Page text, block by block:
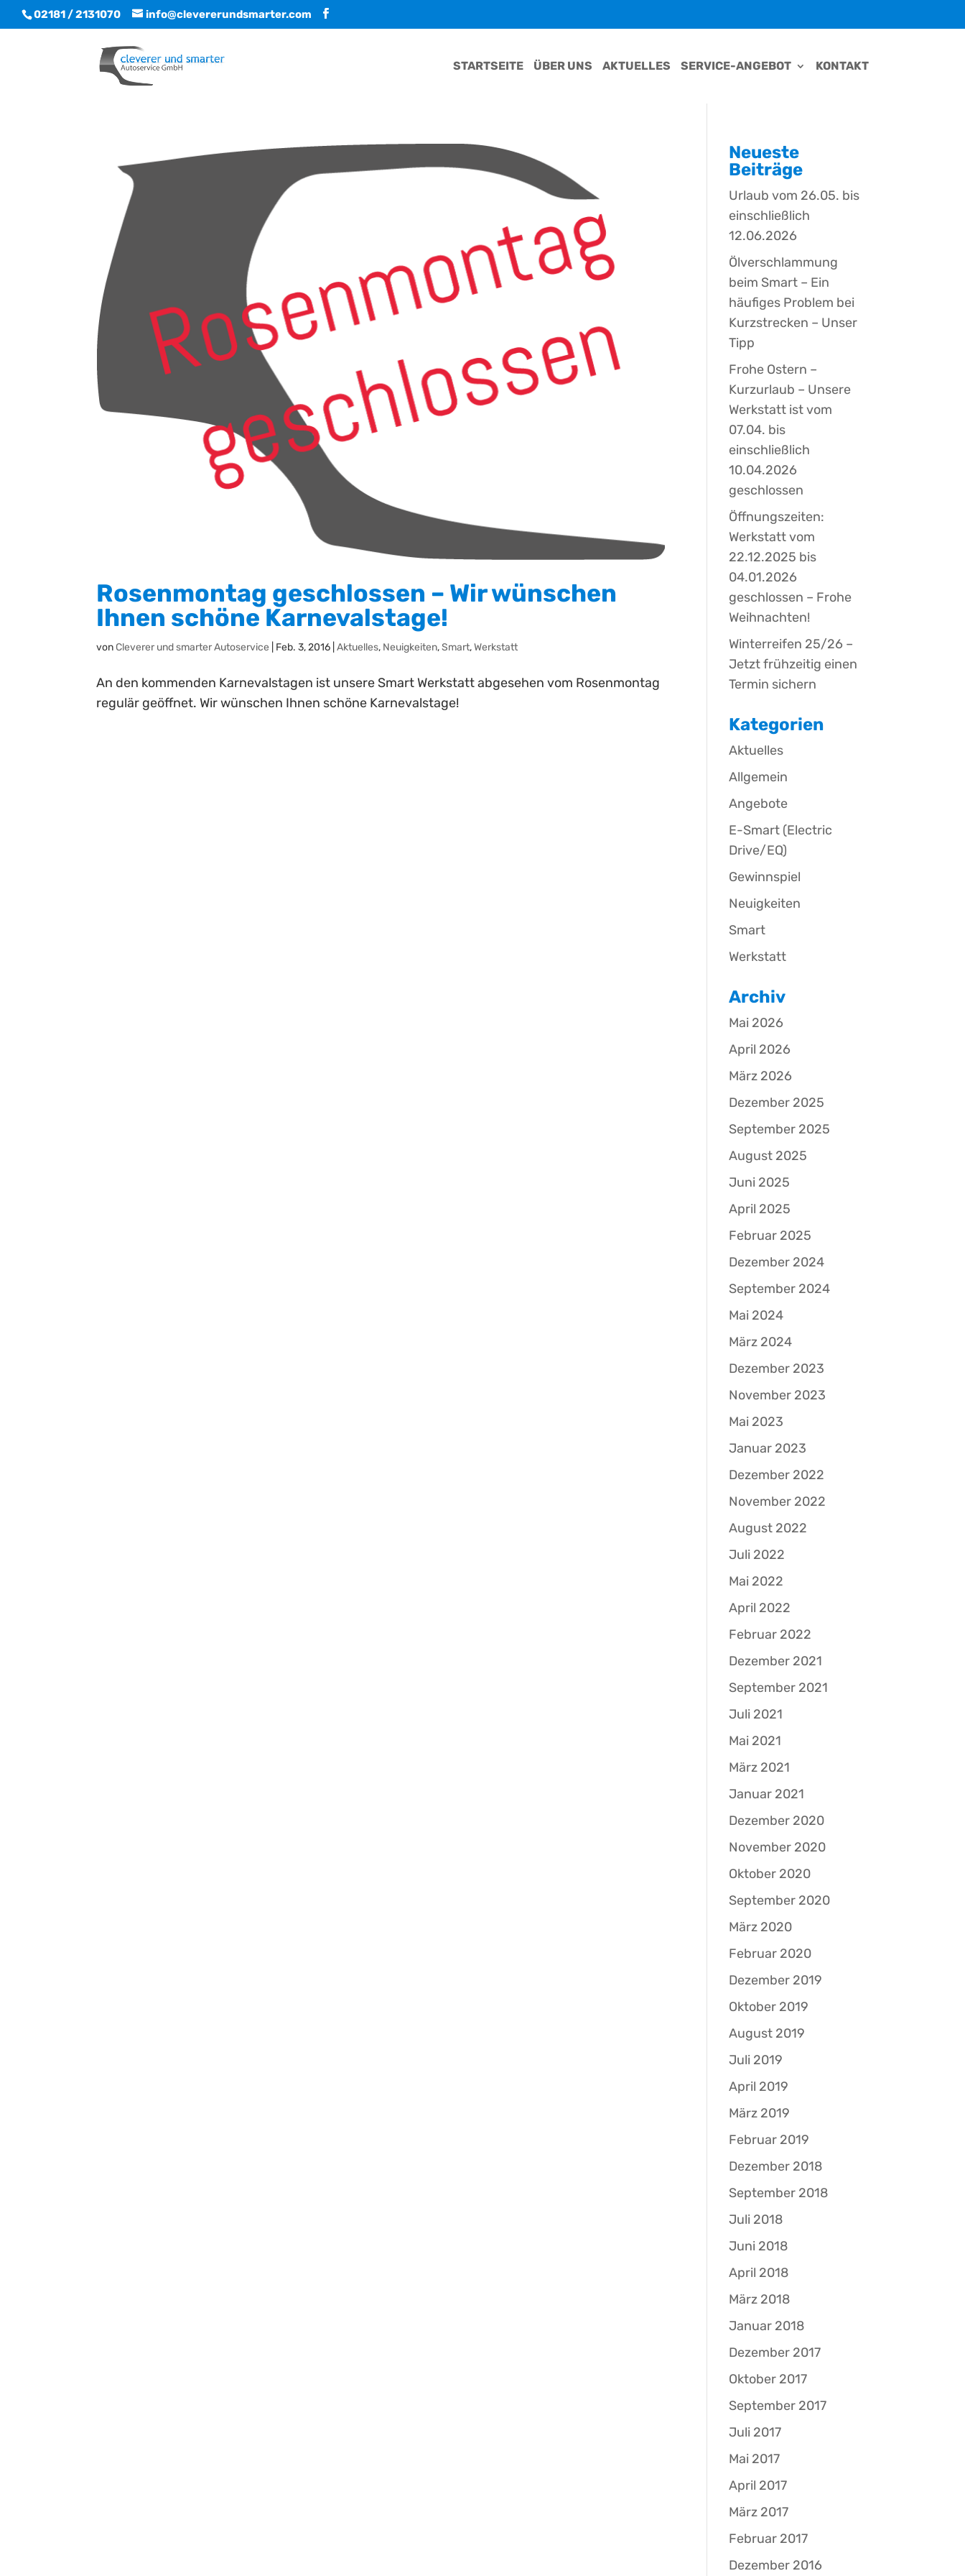
02181 / 2131070 info@clevererundsmarter.com
STARTSEITE ÜBER UNS AKTUELLES SERVICE-ANGEBOT KONTAKT
Rosenmontag geschlossen – Wir wünschen
Ihnen schöne Karnevalstage!
vonCleverer und smarter Autoservice Feb. 3, 2016 |Aktuelles, Neuigkeiten,Smart,Werkstatt
An den kommenden Karnevalstagen ist unsere Smart Werkstatt abgesehen vom Rosenmontag
regulär geöffnet. Wir wünschen Ihnen schöne Karnevalstage!
Neueste
Beiträge
Urlaub vom 26.05. bis
einschließlich
12.06.2026
Ölverschlammung
beim Smart – Ein
häufiges Problem bei
Kurzstrecken – Unser
Tipp
Frohe Ostern –
Kurzurlaub – Unsere
Werkstatt ist vom
07.04. bis
einschließlich
10.04.2026
geschlossen
Öffnungszeiten:
Werkstatt vom
22.12.2025 bis
04.01.2026
geschlossen – Frohe
Weihnachten!
Winterreifen 25/26 –
Jetzt frühzeitig einen
Termin sichern
Kategorien
Aktuelles
Allgemein
Angebote
E-Smart (Electric
Drive/EQ)
Gewinnspiel
Neuigkeiten
Smart
Werkstatt
Archiv
Mai 2026
April 2026
März 2026
Dezember 2025
September 2025
August 2025
Juni 2025
April 2025
Februar 2025
Dezember 2024
September 2024
Mai 2024
März 2024
Dezember 2023
November 2023
Mai 2023
Januar 2023
Dezember 2022
November 2022
August 2022
Juli 2022
Mai 2022
April 2022
Februar 2022
Dezember 2021
September 2021
Juli 2021
Mai 2021
März 2021
Januar 2021
Dezember 2020
November 2020
Oktober 2020
September 2020
März 2020
Februar 2020
Dezember 2019
Oktober 2019
August 2019
Juli 2019
April 2019
März 2019
Februar 2019
Dezember 2018
September 2018
Juli 2018
Juni 2018
April 2018
März 2018
Januar 2018
Dezember 2017
Oktober 2017
September 2017
Juli 2017
Mai 2017
April 2017
März 2017
Februar 2017
Dezember 2016